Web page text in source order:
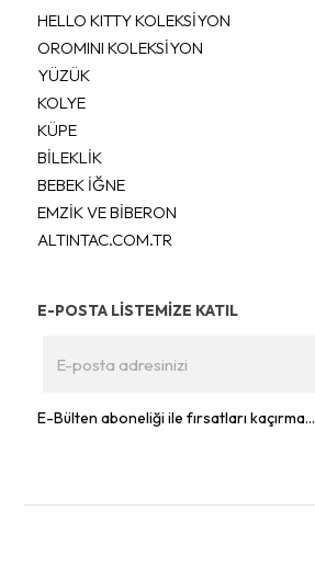
HELLO KITTY KOLEKSİYON
OROMINI KOLEKSİYON
YÜZÜK
KOLYE
KÜPE
BİLEKLİK
BEBEK İĞNE
EMZİK VE BİBERON
ALTINTAC.COM.TR
E-POSTA LİSTEMİZE KATIL
E-Bülten aboneliği ile fırsatları kaçırma...